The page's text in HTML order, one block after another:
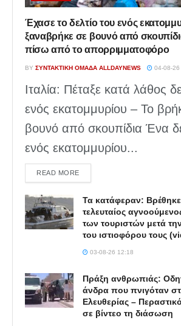
Έχασε το δελτίο του ενός
ξαναβρήκε σε βουνό από
πίσω από το απορριμματοφόρο
BY ΣΥΝΤΑΚΤΙΚΉ ΟΜΆΔΑ ALLDAYNEWS 04-08-26
Ιταλία: Πέταξε κατά λάθος
ενός εκατομμυρίου – Το
βουνό από σκουπίδια Ένα
ενός εκατομμυρίου...
READ MOREDETAILS
Τα κατάφεραν: Βρέθηκε
τελευταίος
των τουριστών μετά
του ιστιοφόρου τους
03-08-26 12:18
Πράξη ανθρωπιάς:
άνδρα που πνιγόταν
Ελευθερίας –
σε βίντεο τη διάσωση